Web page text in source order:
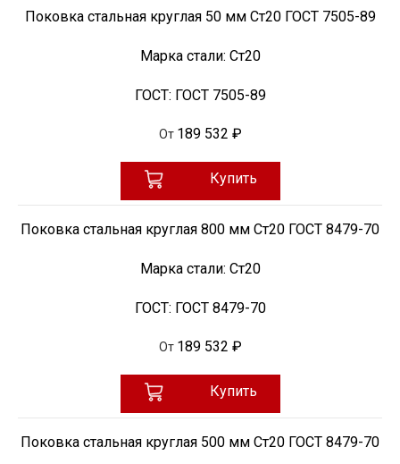
Поковка стальная круглая 50 мм Ст20 ГОСТ 7505-89
Марка стали: Ст20
ГОСТ: ГОСТ 7505-89
От 189 532 ₽
Купить
Поковка стальная круглая 800 мм Ст20 ГОСТ 8479-70
Марка стали: Ст20
ГОСТ: ГОСТ 8479-70
От 189 532 ₽
Купить
Поковка стальная круглая 500 мм Ст20 ГОСТ 8479-70